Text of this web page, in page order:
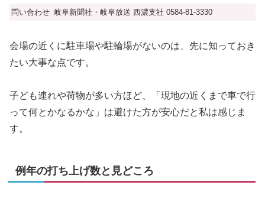
問い合わせ 岐阜新聞社・岐阜放送 西濃支社 0584-81-3330
会場の近くに駐車場や駐輪場がないのは、先に知っておき
たい大事な点です。
子ども連れや荷物が多い方ほど、「現地の近くまで車で行
って何とかなるかな」は避けた方が安心だと私は感じま
す。
例年の打ち上げ数と見どころ